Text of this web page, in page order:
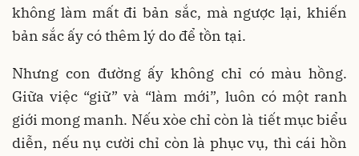
không làm mất đi bản sắc, mà ngược lại, khiến
bản sắc ấy có thêm lý do để tồn tại.
Nhưng con đường ấy không chỉ có màu hồng.
Giữa việc “giữ” và “làm mới”, luôn có một ranh
giới mong manh. Nếu xòe chỉ còn là tiết mục biểu
diễn, nếu nụ cười chỉ còn là phục vụ, thì cái hồn